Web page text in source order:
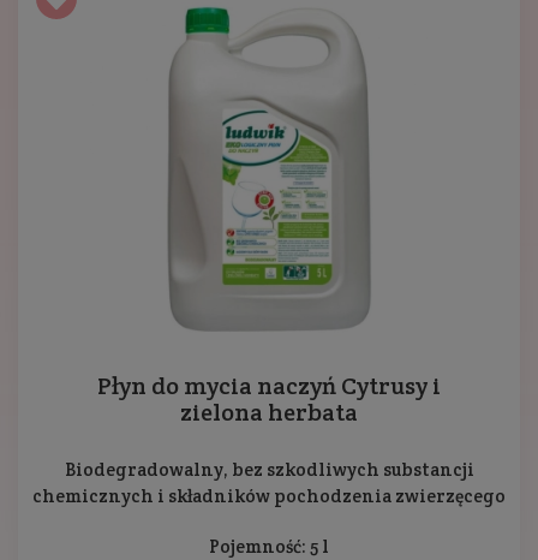
Płyn do mycia naczyń Cytrusy i
zielona herbata
Biodegradowalny, bez szkodliwych substancji
chemicznych i składników pochodzenia zwierzęcego
Pojemność: 5 l